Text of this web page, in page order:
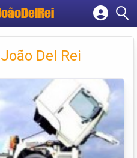
empresa
login
contaDel Rei